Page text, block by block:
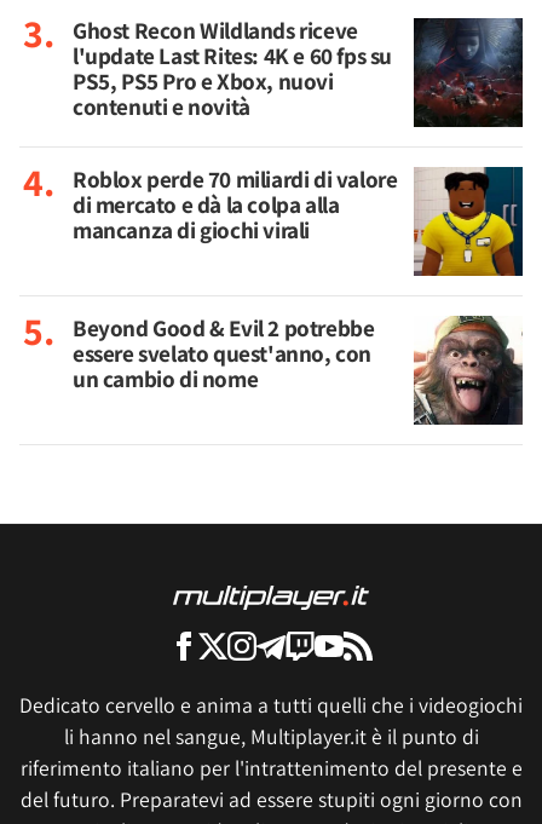
Ghost Recon Wildlands riceve
l'update Last Rites: 4K e 60 fps su
PS5, PS5 Pro e Xbox, nuovi
contenuti e novità
Roblox perde 70 miliardi di valore
di mercato e dà la colpa alla
mancanza di giochi virali
Beyond Good & Evil 2 potrebbe
essere svelato quest'anno, con
un cambio di nome
Dedicato cervello e anima a tutti quelli che i videogiochi
li hanno nel sangue, Multiplayer.it è il punto di
riferimento italiano per l'intrattenimento del presente e
del futuro. Preparatevi ad essere stupiti ogni giorno con